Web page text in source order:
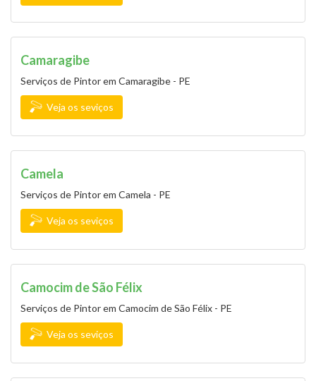
Camaragibe
Serviços de Pintor em Camaragibe - PE
Veja os seviços
Camela
Serviços de Pintor em Camela - PE
Veja os seviços
Camocim de São Félix
Serviços de Pintor em Camocim de São Félix - PE
Veja os seviços